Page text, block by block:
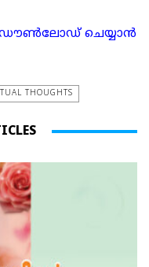
ചെയ്യാന്‍
THOUGHTS